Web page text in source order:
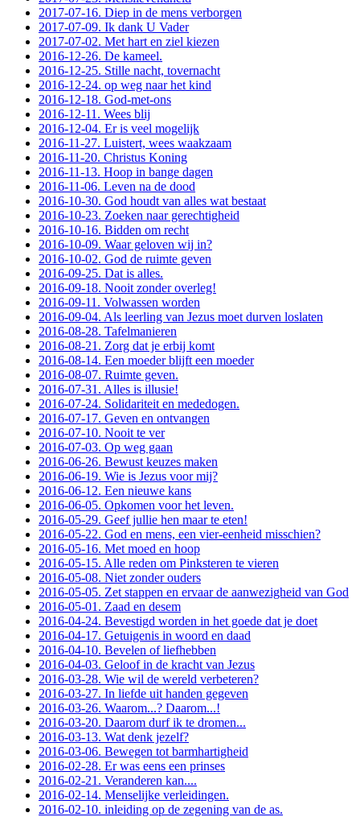
2017-07-16. Diep in de mens verborgen
2017-07-09. Ik dank U Vader
2017-07-02. Met hart en ziel kiezen
2016-12-26. De kameel.
2016-12-25. Stille nacht, tovernacht
2016-12-24. op weg naar het kind
2016-12-18. God-met-ons
2016-12-11. Wees blij
2016-12-04. Er is veel mogelijk
2016-11-27. Luistert, wees waakzaam
2016-11-20. Christus Koning
2016-11-13. Hoop in bange dagen
2016-11-06. Leven na de dood
2016-10-30. God houdt van alles wat bestaat
2016-10-23. Zoeken naar gerechtigheid
2016-10-16. Bidden om recht
2016-10-09. Waar geloven wij in?
2016-10-02. God de ruimte geven
2016-09-25. Dat is alles.
2016-09-18. Nooit zonder overleg!
2016-09-11. Volwassen worden
2016-09-04. Als leerling van Jezus moet durven loslaten
2016-08-28. Tafelmanieren
2016-08-21. Zorg dat je erbij komt
2016-08-14. Een moeder blijft een moeder
2016-08-07. Ruimte geven.
2016-07-31. Alles is illusie!
2016-07-24. Solidariteit en mededogen.
2016-07-17. Geven en ontvangen
2016-07-10. Nooit te ver
2016-07-03. Op weg gaan
2016-06-26. Bewust keuzes maken
2016-06-19. Wie is Jezus voor mij?
2016-06-12. Een nieuwe kans
2016-06-05. Opkomen voor het leven.
2016-05-29. Geef jullie hen maar te eten!
2016-05-22. God en mens, een vier-eenheid misschien?
2016-05-16. Met moed en hoop
2016-05-15. Alle reden om Pinksteren te vieren
2016-05-08. Niet zonder ouders
2016-05-05. Zet stappen en ervaar de aanwezigheid van God
2016-05-01. Zaad en desem
2016-04-24. Bevestigd worden in het goede dat je doet
2016-04-17. Getuigenis in woord en daad
2016-04-10. Bevelen of liefhebben
2016-04-03. Geloof in de kracht van Jezus
2016-03-28. Wie wil de wereld verbeteren?
2016-03-27. In liefde uit handen gegeven
2016-03-26. Waarom...? Daarom...!
2016-03-20. Daarom durf ik te dromen...
2016-03-13. Wat denk jezelf?
2016-03-06. Bewegen tot barmhartigheid
2016-02-28. Er was eens een prinses
2016-02-21. Veranderen kan....
2016-02-14. Menselijke verleidingen.
2016-02-10. inleiding op de zegening van de as.